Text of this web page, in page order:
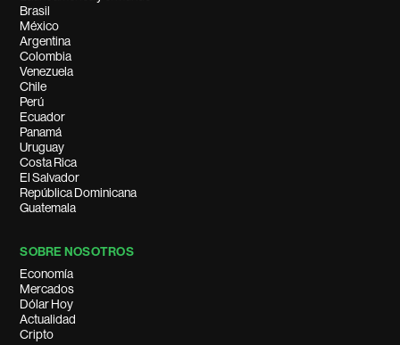
Brasil
México
Argentina
Colombia
Venezuela
Chile
Perú
Ecuador
Panamá
Uruguay
Costa Rica
El Salvador
República Dominicana
Guatemala
SOBRE NOSOTROS
Economía
Mercados
Dólar Hoy
Actualidad
Cripto